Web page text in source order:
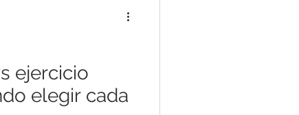
ejercicio
elegir cada